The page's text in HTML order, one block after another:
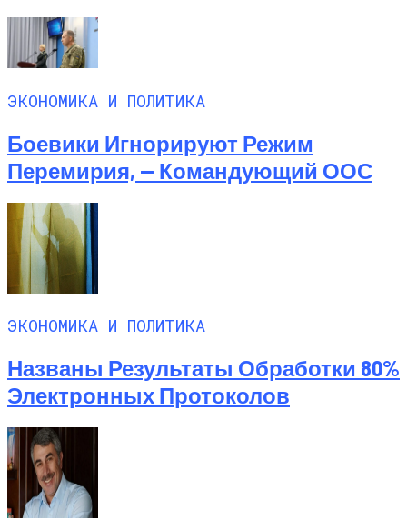
ЭКОНОМИКА И ПОЛИТИКА
Боевики Игнорируют Режим
Перемирия, — Командующий ООС
ЭКОНОМИКА И ПОЛИТИКА
Названы Результаты Обработки 80%
Электронных Протоколов